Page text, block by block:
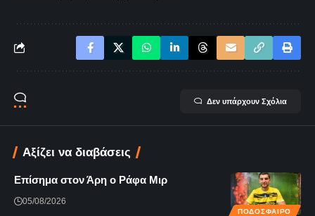
Δεν υπάρχουν Σχόλια
Αξίζει να διαβάσεις
ΠΟΔΟΣΦΑΙΡΟ
Επίσημα στον Άρη ο Ράφα Μιρ
05/08/2026